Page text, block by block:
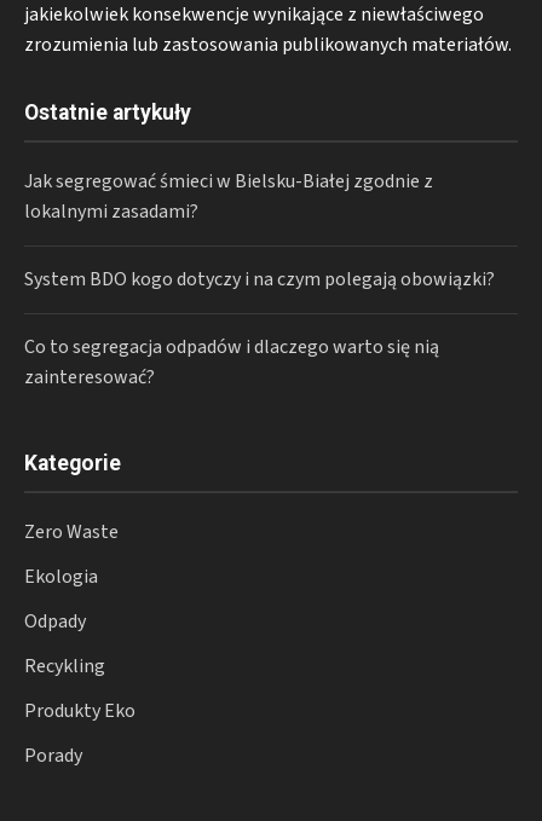
jakiekolwiek konsekwencje wynikające z niewłaściwego
zrozumienia lub zastosowania publikowanych materiałów.
Ostatnie artykuły
Jak segregować śmieci w Bielsku-Białej zgodnie z
lokalnymi zasadami?
System BDO kogo dotyczy i na czym polegają obowiązki?
Co to segregacja odpadów i dlaczego warto się nią
zainteresować?
Kategorie
Zero Waste
Ekologia
Odpady
Recykling
Produkty Eko
Porady